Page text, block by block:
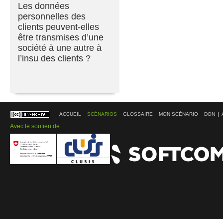
Les données
personnelles des
clients peuvent-elles
être transmises d’une
société à une autre à
l’insu des clients ?
ACCUEIL SCÉNARIOS GLOSSAIRE MON SCÉNARIO DON
Avec le soutien de :